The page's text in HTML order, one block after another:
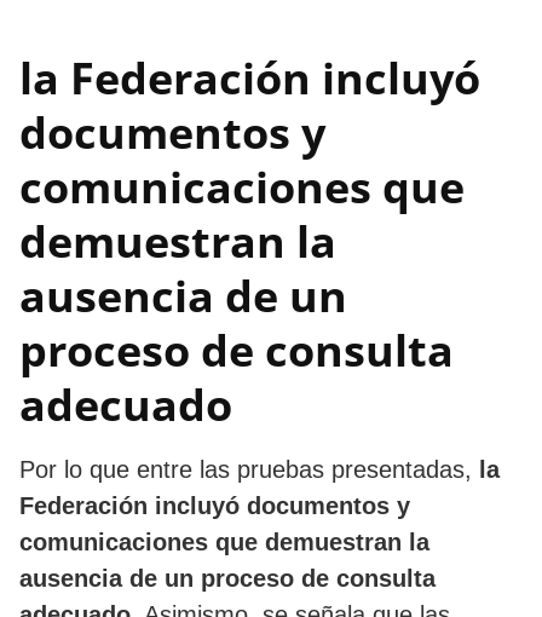
la Federación incluyó
documentos y
comunicaciones que
demuestran la
ausencia de un
proceso de consulta
adecuado
Por lo que entre las pruebas presentadas,
la
Federación incluyó documentos y
comunicaciones que demuestran la
ausencia de un proceso de consulta